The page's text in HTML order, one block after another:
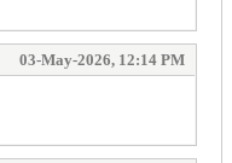
03-May-2026, 12:14 PM